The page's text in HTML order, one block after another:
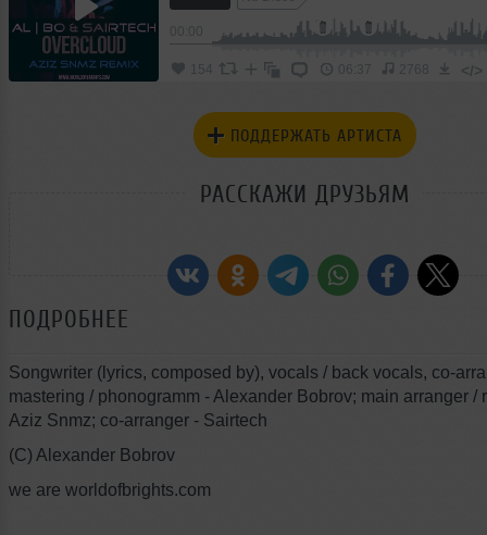
154 06:37 2768 </>
ПОДДЕРЖАТЬ АРТИСТА
РАССКАЖИ ДРУЗЬЯМ
ПОДРОБНЕЕ
Songwriter (lyrics, composed by), vocals / back vocals, co-
mastering / phonogramm - Alexander Bobrov; main arranger /
Aziz Snmz; co-arranger - Sairtech
(C) Alexander Bobrov
we are worldofbrights.com